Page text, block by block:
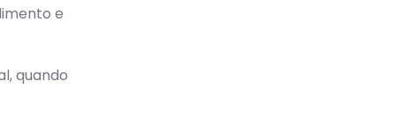
e
quando